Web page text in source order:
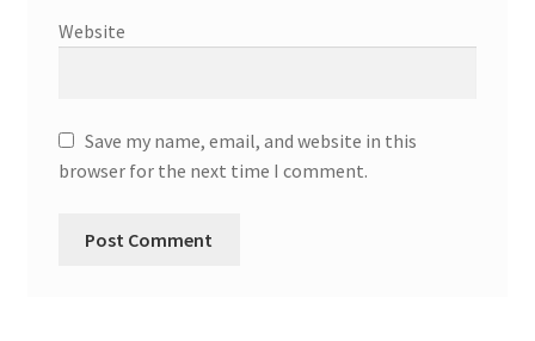
Website
Save my name, email, and website in this
browser for the next time I comment.